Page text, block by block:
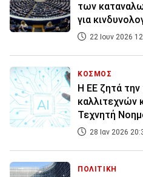
των
για
22 Ιουν 2026
ΚΟΣΜΟΣ
Η ΕΕ ζητά
Τεχνητή
28 Ιαν 2026
ΠΟΛΙΤΙΚΗ